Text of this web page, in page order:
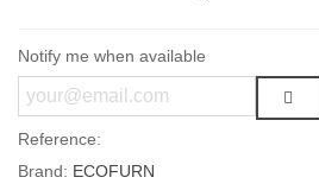
Notify me when available
Reference:
Brand: ECOFURN